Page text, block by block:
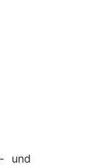
und